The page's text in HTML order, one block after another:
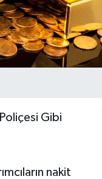
Gibi
nakit